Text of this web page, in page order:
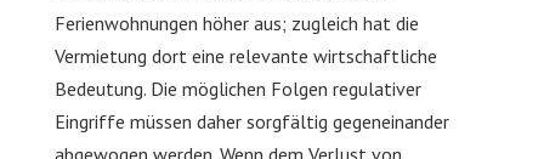
Ferienwohnungen höher aus; zugleich hat die
Vermietung dort eine relevante wirtschaftliche
Bedeutung. Die möglichen Folgen regulativer
Eingriffe müssen daher sorgfältig gegeneinander
abgewogen werden. Wenn dem Verlust von